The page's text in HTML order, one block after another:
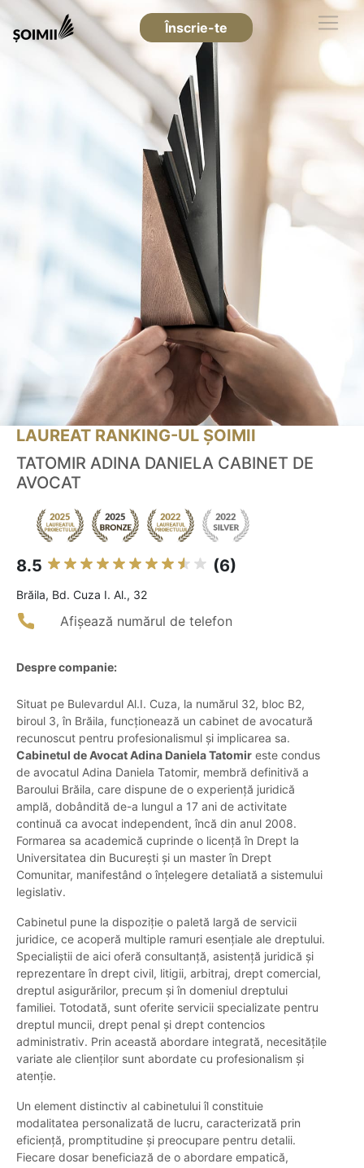
Înscrie-te
LAUREAT RANKING-UL ȘOIMII
TATOMIR ADINA DANIELA CABINET DE
AVOCAT
8.5 (6)
Brăila, Bd. Cuza I. Al., 32
Afișează numărul de telefon
Despre companie:
Situat pe Bulevardul Al.I. Cuza, la numărul 32, bloc B2,
biroul 3, în Brăila, funcționează un cabinet de avocatură
recunoscut pentru profesionalismul și implicarea sa.
Cabinetul de Avocat Adina Daniela Tatomir este condus
de avocatul Adina Daniela Tatomir, membră definitivă a
Baroului Brăila, care dispune de o experiență juridică
amplă, dobândită de-a lungul a 17 ani de activitate
continuă ca avocat independent, încă din anul 2008.
Formarea sa academică cuprinde o licență în Drept la
Universitatea din București și un master în Drept
Comunitar, manifestând o înțelegere detaliată a sistemului
legislativ.
Cabinetul pune la dispoziție o paletă largă de servicii
juridice, ce acoperă multiple ramuri esențiale ale dreptului.
Specialiștii de aici oferă consultanță, asistență juridică și
reprezentare în drept civil, litigii, arbitraj, drept comercial,
dreptul asigurărilor, precum și în domeniul dreptului
familiei. Totodată, sunt oferite servicii specializate pentru
dreptul muncii, drept penal și drept contencios
administrativ. Prin această abordare integrată, necesitățile
variate ale clienților sunt abordate cu profesionalism și
atenție.
Un element distinctiv al cabinetului îl constituie
modalitatea personalizată de lucru, caracterizată prin
eficiență, promptitudine și preocupare pentru detalii.
Fiecare dosar beneficiază de o abordare empatică,